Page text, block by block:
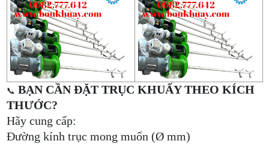
📞 BẠN CẦN ĐẶT TRỤC KHUẤY THEO KÍCH
THƯỚC?
Hãy cung cấp:
Đường kính trục mong muốn (Ø mm)